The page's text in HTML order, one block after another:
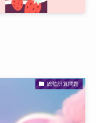
総監計算問題